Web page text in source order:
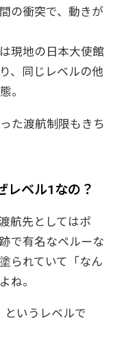
の衝突で、動きが
現地の日本大使館
、同じレベルの他
。
た渡航制限もきち
レベル1なの？
航先としてはポ
で有名なペルーな
られていて「なん
ね。
というレベルで